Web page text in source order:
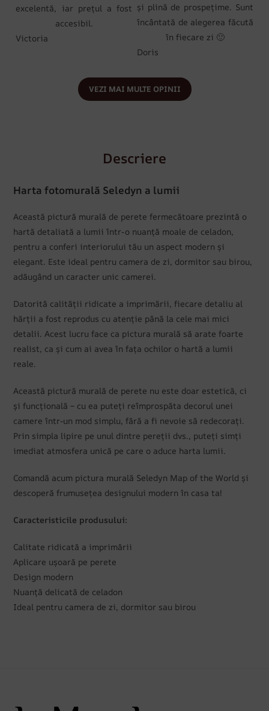
excelentă, iar prețul a fost
accesibil.
Victoria
și plină de prospețime. Sunt
încântată de alegerea făcută
în fiecare zi 🙂
Doris
VEZI MAI MULTE OPINII
Descriere
Harta fotomurală Seledyn a lumii
Această pictură murală de perete fermecătoare prezintă o
hartă detaliată a lumii într-o nuanță moale de celadon,
pentru a conferi interiorului tău un aspect modern și
elegant. Este ideal pentru camera de zi, dormitor sau birou,
adăugând un caracter unic camerei.
Datorită calității ridicate a imprimării, fiecare detaliu al
hărții a fost reprodus cu atenție până la cele mai mici
detalii. Acest lucru face ca pictura murală să arate foarte
realist, ca și cum ai avea în fața ochilor o hartă a lumii
reale.
Această pictură murală de perete nu este doar estetică, ci
și funcțională – cu ea puteți reîmprospăta decorul unei
camere într-un mod simplu, fără a fi nevoie să redecorați.
Prin simpla lipire pe unul dintre pereții dvs., puteți simți
imediat atmosfera unică pe care o aduce harta lumii.
Comandă acum pictura murală Seledyn Map of the World și
descoperă frumusețea designului modern în casa ta!
Caracteristicile produsului:
Calitate ridicată a imprimării
Aplicare ușoară pe perete
Design modern
Nuanță delicată de celadon
Ideal pentru camera de zi, dormitor sau birou